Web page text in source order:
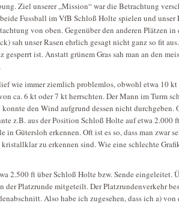
Ziel unserer „Mission“ war die Betrachtung
Fussball im VfB Schloß Holte spielen und unser
von oben. Gegenüber den anderen Plätzen
sah unser Rasen ehrlich gesagt nicht ganz so fit
gesperrt ist. Anstatt grünem Gras sah man an den
wie immer ziemlich problemlos, obwohl etwa 10
ca. 6 kt oder 7 kt herrschten. Der Mann im Turm
den Wind aufgrund dessen nicht durchgeben.
z.B. aus der Position Schloß Holte auf etwa 2.000
in Gütersloh erkennen. Oft ist es so, dass man zwar
zu erkennen sind. Wie eine schlechte
2.500 ft über Schloß Holte bzw. Sende eingeleitet.
der Platzrunde mitgeteilt. Der Platzrundenverkehr
Also habe ich zugesehen, dass ich a)